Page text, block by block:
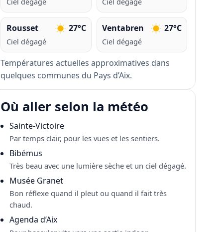
Rousset 27°C
Ciel dégagé
Ventabren 27°C
Ciel dégagé
Températures actuelles approximatives dans
quelques communes du Pays d’Aix.
Où aller selon la météo
Sainte-Victoire
Par temps clair, pour les vues et les sentiers.
Bibémus
Très beau avec une lumière sèche et un ciel dégagé.
Musée Granet
Bon réflexe quand il pleut ou quand il fait très
chaud.
Agenda d’Aix